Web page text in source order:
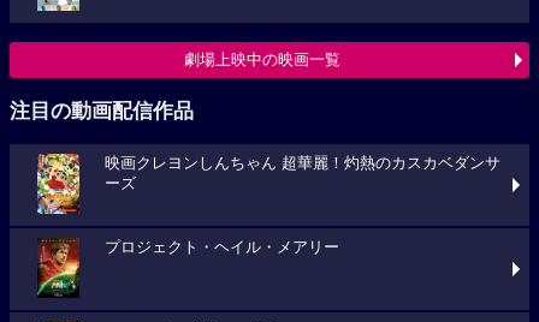
劇場上映中の映画一覧
注目の動画配信作品
映画クレヨンしんちゃん 超華麗！灼熱のカスカベダンサ
ーズ
プロジェクト・ヘイル・メアリー